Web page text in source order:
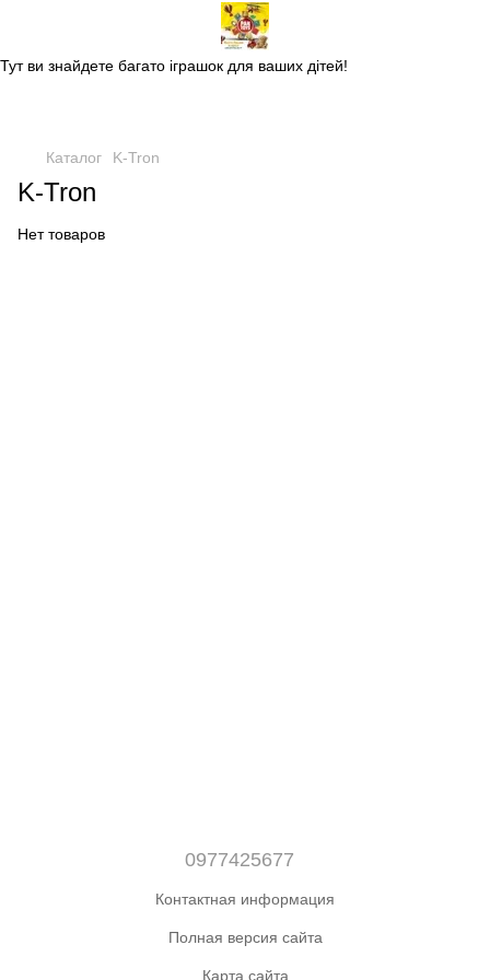
Магазин дитячих іграшок
Тут ви знайдете багато іграшок для ваших дітей!
Каталог K-Tron
K-Tron
Нет товаров
0977425677
Контактная информация
Полная версия сайта
Карта сайта